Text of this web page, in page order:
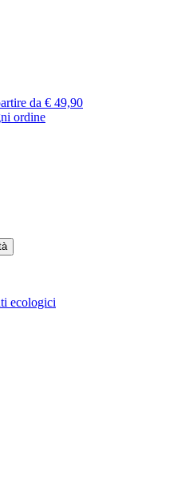
da € 49,90
ordine
ecologici